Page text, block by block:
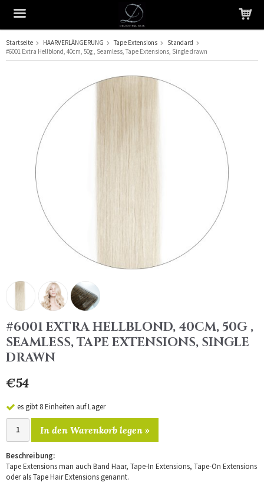
Das Produkt wurde in Ihren Warenkorb gelegt
Startseite HAARVERLÄNGERUNG Tape Extensions
Standard
#6001 Extra Hellblond, 40cm, 50g , Seamless, Tape Extensions, Single drawn
#6001 EXTRA HELLBLOND, 40CM, 50G ,
SEAMLESS, TAPE EXTENSIONS, SINGLE
DRAWN
€54
es gibt 8 Einheiten auf Lager
In den Warenkorb legen »
Beschreibung:
Tape Extensions man auch Band Haar, Tape-In Extensions, Tape-On Extensions
oder als Tape Hair Extensions genannt.